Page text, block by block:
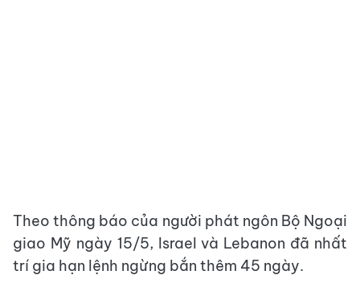
Theo thông báo của người phát ngôn Bộ Ngoại
giao Mỹ ngày 15/5, Israel và Lebanon đã nhất
trí gia hạn lệnh ngừng bắn thêm 45 ngày.